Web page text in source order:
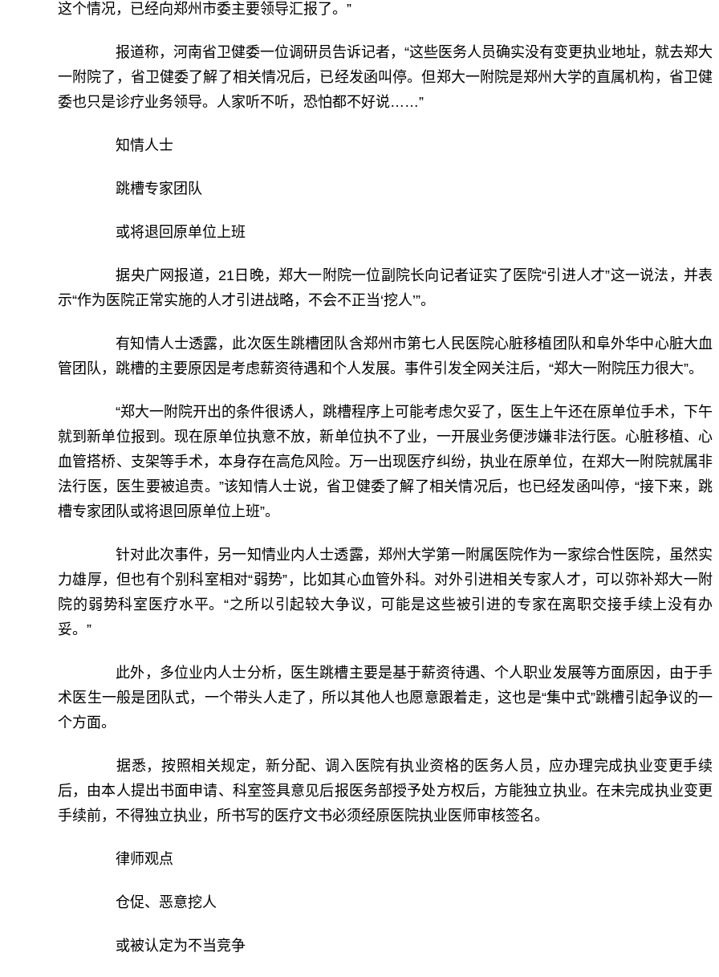
这个情况，已经向郑州市委主要领导汇报了。”
报道称，河南省卫健委一位调研员告诉记者，“这些医务人员确实没有变更执业地址，就去郑大
一附院了，省卫健委了解了相关情况后，已经发函叫停。但郑大一附院是郑州大学的直属机构，省卫健
委也只是诊疗业务领导。人家听不听，恐怕都不好说……”
知情人士
跳槽专家团队
或将退回原单位上班
据央广网报道，21日晚，郑大一附院一位副院长向记者证实了医院“引进人才”这一说法，并表
示“作为医院正常实施的人才引进战略，不会不正当‘挖人’”。
有知情人士透露，此次医生跳槽团队含郑州市第七人民医院心脏移植团队和阜外华中心脏大血
管团队，跳槽的主要原因是考虑薪资待遇和个人发展。事件引发全网关注后，“郑大一附院压力很大”。
“郑大一附院开出的条件很诱人，跳槽程序上可能考虑欠妥了，医生上午还在原单位手术，下午
就到新单位报到。现在原单位执意不放，新单位执不了业，一开展业务便涉嫌非法行医。心脏移植、心
血管搭桥、支架等手术，本身存在高危风险。万一出现医疗纠纷，执业在原单位，在郑大一附院就属非
法行医，医生要被追责。”该知情人士说，省卫健委了解了相关情况后，也已经发函叫停，“接下来，跳
槽专家团队或将退回原单位上班”。
针对此次事件，另一知情业内人士透露，郑州大学第一附属医院作为一家综合性医院，虽然实
力雄厚，但也有个别科室相对“弱势”，比如其心血管外科。对外引进相关专家人才，可以弥补郑大一附
院的弱势科室医疗水平。“之所以引起较大争议，可能是这些被引进的专家在离职交接手续上没有办
妥。”
此外，多位业内人士分析，医生跳槽主要是基于薪资待遇、个人职业发展等方面原因，由于手
术医生一般是团队式，一个带头人走了，所以其他人也愿意跟着走，这也是“集中式”跳槽引起争议的一
个方面。
据悉，按照相关规定，新分配、调入医院有执业资格的医务人员，应办理完成执业变更手续
后，由本人提出书面申请、科室签具意见后报医务部授予处方权后，方能独立执业。在未完成执业变更
手续前，不得独立执业，所书写的医疗文书必须经原医院执业医师审核签名。
律师观点
仓促、恶意挖人
或被认定为不当竞争